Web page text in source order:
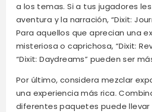
a los temas. Si a tus jugadores
aventura y la narración, “Dixit:
Para aquellos que aprecian una
misteriosa o caprichosa, “Dixit:
“Dixit: Daydreams” pueden ser
Por último, considera mezclar
una experiencia más rica.
diferentes paquetes puede llevar